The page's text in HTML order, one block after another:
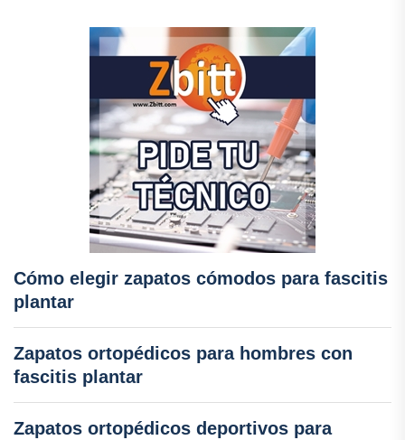
Cómo elegir zapatos cómodos para fascitis
plantar
Zapatos ortopédicos para hombres con
fascitis plantar
Zapatos ortopédicos deportivos para